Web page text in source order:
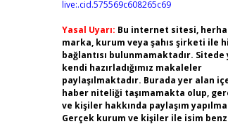
live:.cid.575569c608265c69
Yasal Uyarı: Bu internet sitesi,
marka, kurum veya şahıs şirketi ile
bağlantısı bulunmamaktadır. Sitede
kendi hazırladığımız makaleler
paylaşılmaktadır. Burada yer alan
haber niteliği taşımamakta olup,
ve kişiler hakkında paylaşım
Gerçek kurum ve kişiler ile isim